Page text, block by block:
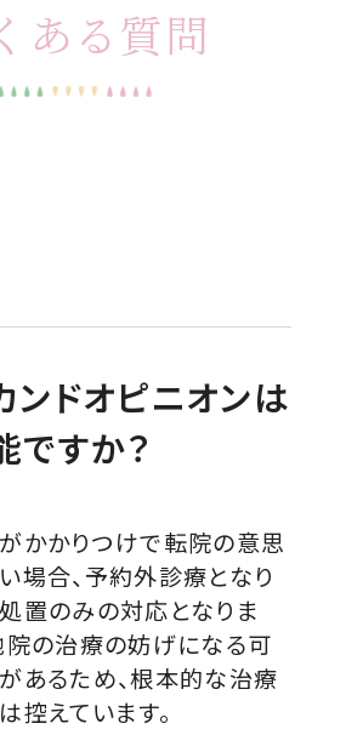
ある質問
ンドオピニオンは
ですか？
かかりつけで転院の意思
場合、予約外診療となり
置のみの対応となりま
院の治療の妨げになる可
あるため、根本的な治療
控えています。